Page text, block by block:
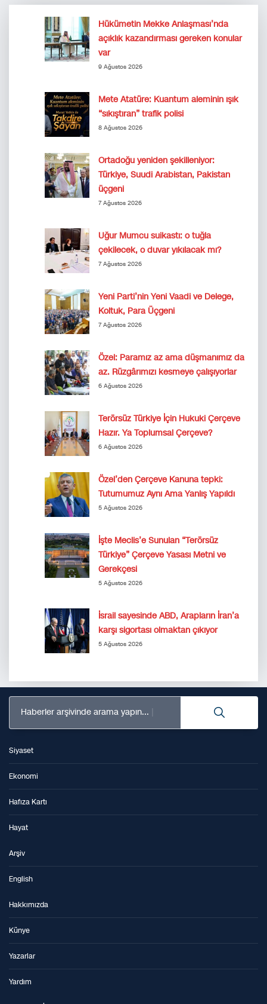
Hükümetin Mekke Anlaşması’nda
açıklık kazandırması gereken konular
var
9 Ağustos 2026
Mete Atatüre: Kuantum aleminin ışık
“sıkıştıran” trafik polisi
8 Ağustos 2026
Ortadoğu yeniden şekilleniyor:
Türkiye, Suudi Arabistan, Pakistan
üçgeni
7 Ağustos 2026
Uğur Mumcu suikastı: o tuğla
çekilecek, o duvar yıkılacak mı?
7 Ağustos 2026
Yeni Parti’nin Yeni Vaadi ve Delege,
Koltuk, Para Üçgeni
7 Ağustos 2026
Özel: Paramız az ama düşmanımız da
az. Rüzgârımızı kesmeye çalışıyorlar
6 Ağustos 2026
Terörsüz Türkiye İçin Hukuki Çerçeve
Hazır. Ya Toplumsal Çerçeve?
6 Ağustos 2026
Özel’den Çerçeve Kanuna tepki:
Tutumumuz Aynı Ama Yanlış Yapıldı
5 Ağustos 2026
İşte Meclis’e Sunulan “Terörsüz
Türkiye” Çerçeve Yasası Metni ve
Gerekçesi
5 Ağustos 2026
İsrail sayesinde ABD, Arapların İran’a
karşı sigortası olmaktan çıkıyor
5 Ağustos 2026
Haberler arşivinde arama yapın...
Siyaset
Ekonomi
Hafıza Kartı
Hayat
Arşiv
English
Hakkımızda
Künye
Yazarlar
Yardım